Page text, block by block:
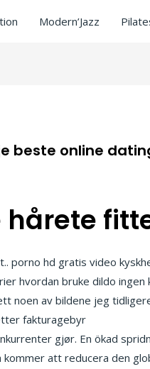
Modern’Jazz
beste online
hårete
porno hd gratis video
hvordan bruke dildo
noen av bildene jeg
fakturagebyr
gjør. En ökad
att reducera den